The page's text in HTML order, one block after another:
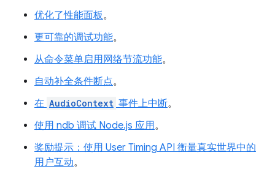
优化了性能面板。
更可靠的调试功能。
从命令菜单启用网络节流功能。
自动补全条件断点。
在 AudioContext 事件上中断。
使用 ndb 调试 Node.js 应用。
奖励提示：使用 User Timing API 衡量真实世界中的
用户互动。